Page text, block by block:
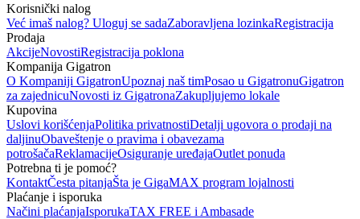
Korisnički nalog
Već imaš nalog? Uloguj se sadaZaboravljena lozinkaRegistracija
Prodaja
AkcijeNovostiRegistracija poklona
Kompanija Gigatron
O Kompaniji GigatronUpoznaj naš timPosao u GigatronuGigatron
za zajednicuNovosti iz GigatronaZakupljujemo lokale
Kupovina
Uslovi korišćenjaPolitika privatnostiDetalji ugovora o prodaji na
daljinuObaveštenje o pravima i obavezama
potrošačaReklamacijeOsiguranje uređajaOutlet ponuda
Potrebna ti je pomoć?
KontaktČesta pitanjaŠta je GigaMAX program lojalnosti
Plaćanje i isporuka
Načini plaćanjaIsporukaTAX FREE i Ambasade